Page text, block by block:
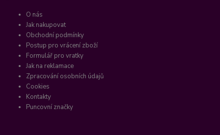
O nás
Jak nakupovat
Obchodní podmínky
Postup pro vrácení zboží
Formulář pro vratky
Jak na reklamace
Zpracování osobních údajů
Cookies
Kontakty
Puncovní značky